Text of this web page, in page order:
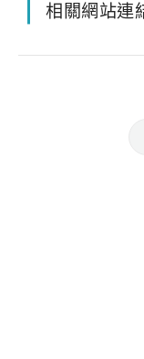
相關網站連